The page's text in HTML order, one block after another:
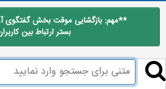
**مهم: بازگشایی موقت بخش گفتگوی
بستر ارتباط بین